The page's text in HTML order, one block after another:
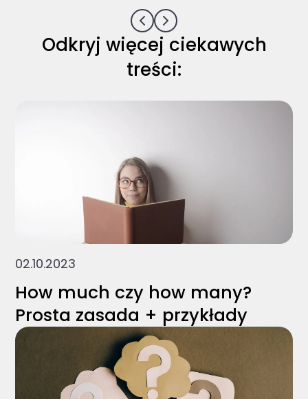
Odkryj więcej ciekawych
treści:
02.10.2023
How much czy how many?
Prosta zasada + przykłady